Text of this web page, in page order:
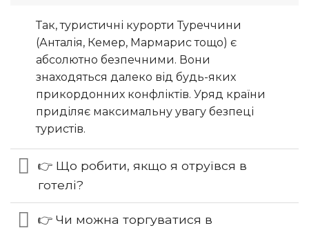
Так, туристичні курорти Туреччини
(Анталія, Кемер, Мармарис тощо) є
абсолютно безпечними. Вони
знаходяться далеко від будь-яких
прикордонних конфліктів. Уряд країни
приділяє максимальну увагу безпеці
туристів.
👉 Що робити, якщо я отруївся в
готелі?
👉 Чи можна торгуватися в